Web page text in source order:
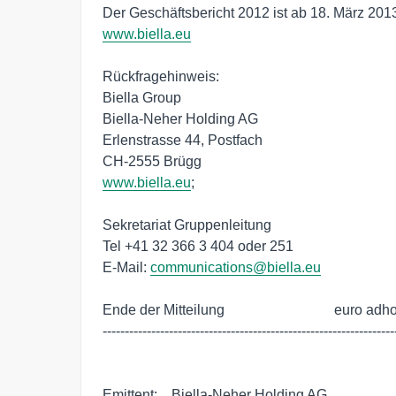
www.biella.eu
Rückfragehinweis:
Biella Group
Biella-Neher Holding AG
Erlenstrasse 44, Postfach
www.biella.eu ;
Sekretariat Gruppenleitung
Tel +41 32 366 3 404 oder 251
E-Mail: communications@biella.eu
Ende der Mitteilung                               euro